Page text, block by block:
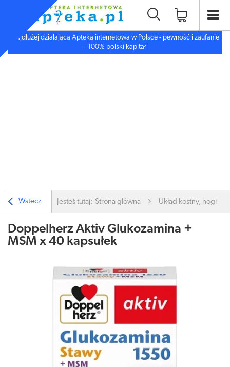
Najdłużej działająca Apteka internetowa w Polsce - pewność i zaufanie
- 100% polski kapitał
Wstecz Jesteś tutaj: Strona główna Układ kostny, nogi
Doppelherz Aktiv Glukozamina +
MSM x 40 kapsułek